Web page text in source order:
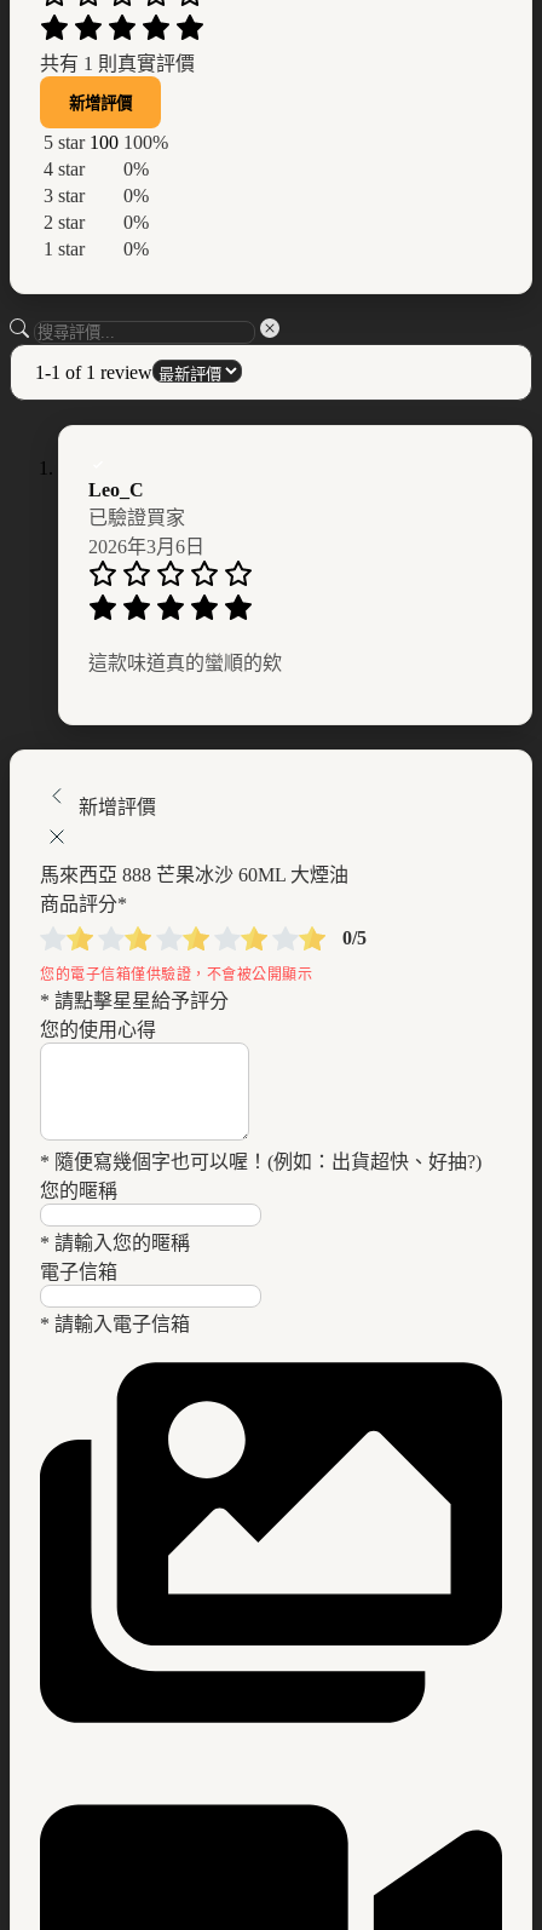
共有 1 則真實評價
新增評價
5 star 100 100%
4 star
0%
3 star
0%
2 star
0%
1 star
0%
1-1 of 1 review
Leo_C
已驗證買家
2026年3月6日
這款味道真的蠻順的欸
新增評價
馬來西亞 888 芒果冰沙 60ML 大煙油
商品評分*
0/5
* 請點擊星星給予評分
您的使用心得
* 隨便寫幾個字也可以喔！(例如：出貨超快、好抽?)
您的暱稱
* 請輸入您的暱稱
電子信箱
* 請輸入電子信箱